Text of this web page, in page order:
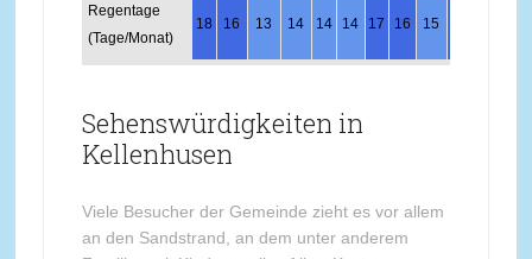
Regentage
(Tage/Monat)
18 16 13 14 14 14 17 16 15
Sehenswürdigkeiten in
Kellenhusen
Viele Besucher der Gemeinde zieht es vor allem
an den Sandstrand, an dem unter anderem